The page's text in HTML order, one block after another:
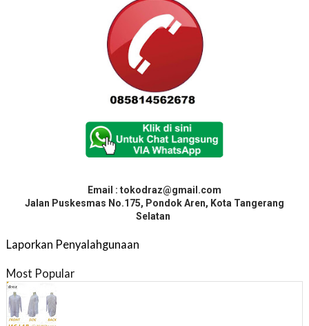
Email : tokodraz@gmail.com
Jalan Puskesmas No.175, Pondok Aren, Kota Tangerang
Selatan
Laporkan Penyalahgunaan
Most Popular